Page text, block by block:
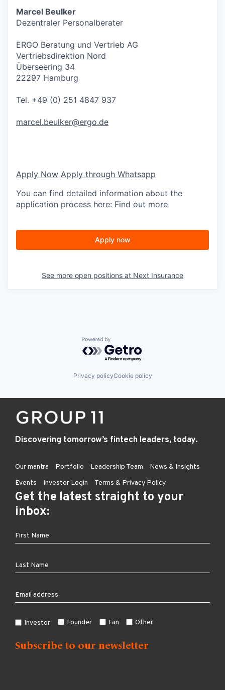
Marcel Beulker
Dezentraler Personalberater
ERGO Beratung und Vertrieb AG
Vertriebsdirektion Nord
Überseering 34
22297 Hamburg
Tel. +49 (0) 251 4847 937
marcel.beulker@ergo.de
Apply Now Apply through Whatsapp
You can find detailed information about the
application process here: Find out more
Apply now
See more open positions at Next Insurance
Powered by Getro.com
Privacy policyCookie policy
Discovering tomorrow’s fintech leaders, today.
Our mantra Portfolio Leadership Team
News & Insights
Events
Investor Login Terms & Privacy Policy
Get the latest straight to your
inbox:
Investor Founder Fan Other